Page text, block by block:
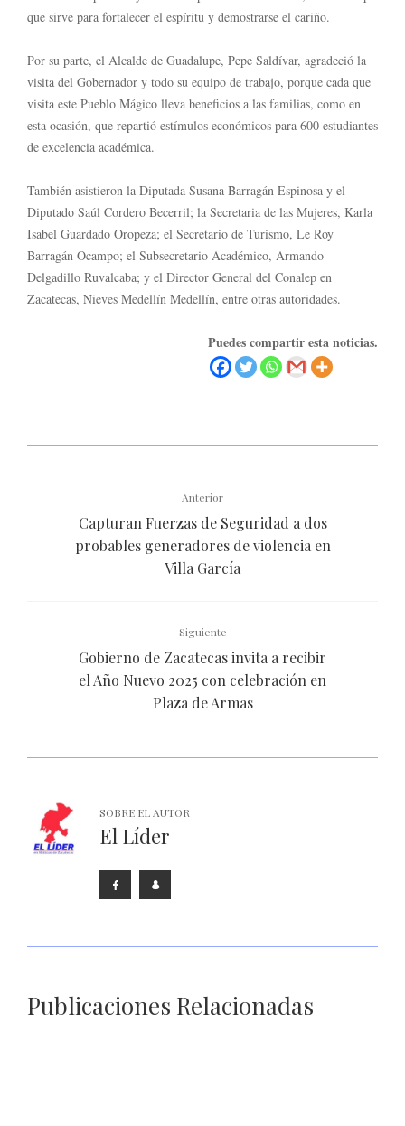
que sirve para fortalecer el espíritu y demostrarse el cariño.
Por su parte, el Alcalde de Guadalupe, Pepe Saldívar, agradeció la
visita del Gobernador y todo su equipo de trabajo, porque cada que
visita este Pueblo Mágico lleva beneficios a las familias, como en
esta ocasión, que repartió estímulos económicos para 600 estudiantes
de excelencia académica.
También asistieron la Diputada Susana Barragán Espinosa y el
Diputado Saúl Cordero Becerril; la Secretaria de las Mujeres, Karla
Isabel Guardado Oropeza; el Secretario de Turismo, Le Roy
Barragán Ocampo; el Subsecretario Académico, Armando
Delgadillo Ruvalcaba; y el Director General del Conalep en
Zacatecas, Nieves Medellín Medellín, entre otras autoridades.
Puedes compartir esta noticias.
Anterior
Capturan Fuerzas de Seguridad a dos
probables generadores de violencia en
Villa García
Siguiente
Gobierno de Zacatecas invita a recibir
el Año Nuevo 2025 con celebración en
Plaza de Armas
SOBRE EL AUTOR
El Líder
Publicaciones Relacionadas